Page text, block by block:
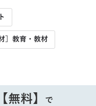
］教育・教材
無料】 で